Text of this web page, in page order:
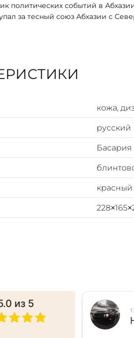
политических событий в
за тесный союз Абхазии с
имевшиеся к тому времени
кожа,
русский
красный
из 5